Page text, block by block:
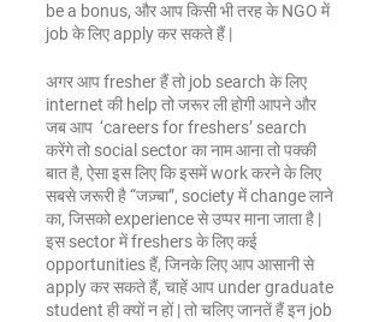
be a bonus, और आप किसी भी तरह के NGO में
job के लिए apply कर सकते हैं |
अगर आप fresher हैं तो job search के लिए
internet की help तो जरूर ली होगी आपने और
जब आप  ‘careers for freshers’ search
करेंगे तो social sector का नाम आना तो पक्की
बात है, ऐसा इस लिए कि इसमें work करने के लिए
सबसे जरूरी है “जज़्बा”, society में change लाने
का, जिसको experience से उप्पर माना जाता है |
इस sector में freshers के लिए कई
opportunities हैं, जिनके लिए आप आसानी से
apply कर सकते हैं, चाहें आप under graduate
student ही क्यों न हों | तो चलिए जानतें हैं इन job